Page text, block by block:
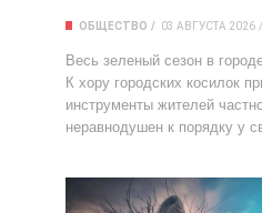
ОБЩЕСТВО 03 АВГУСТА 2026
Весь зеленый сезон в
К хору городских косилок
инструменты жителей
неравнодушен к порядку у